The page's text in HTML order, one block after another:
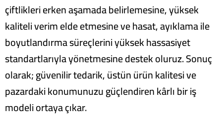
çiftlikleri erken aşamada belirlemesine, yüksek
kaliteli verim elde etmesine ve hasat, ayıklama ile
boyutlandırma süreçlerini yüksek hassasiyet
standartlarıyla yönetmesine destek oluruz. Sonuç
olarak; güvenilir tedarik, üstün ürün kalitesi ve
pazardaki konumunuzu güçlendiren kârlı bir iş
modeli ortaya çıkar.